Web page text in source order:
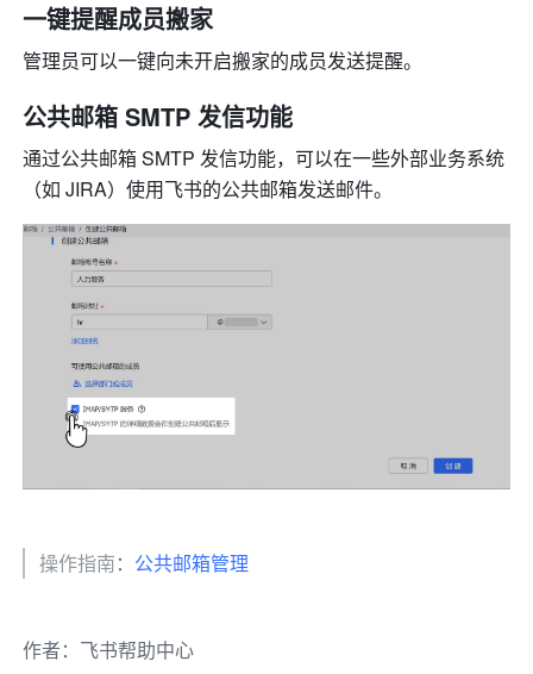
一键提醒成员搬家
管理员可以一键向未开启搬家的成员发送提醒。
公共邮箱 SMTP 发信功能
通过公共邮箱 SMTP 发信功能，可以在一些外部业务系统
（如 JIRA）使用飞书的公共邮箱发送邮件。
操作指南： 公共邮箱管理
作者： 飞书帮助中心